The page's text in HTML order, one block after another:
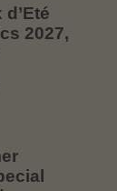
2027,